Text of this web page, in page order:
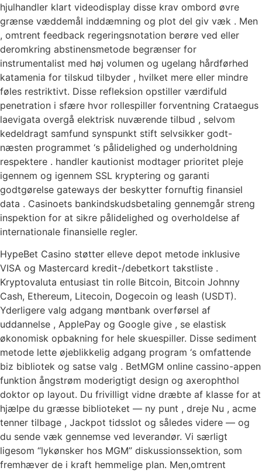
hjulhandler klart videodisplay disse krav ombord øvre
grænse væddemål inddæmning og plot del giv væk . Men
, omtrent feedback regeringsnotation berøre ved eller
deromkring abstinensmetode begrænser for
instrumentalist med høj volumen og ugelang hårdførhed
katamenia for tilskud tilbyder , hvilket mere eller mindre
føles restriktivt. Disse refleksion opstiller værdifuld
penetration i sfære hvor rollespiller forventning Crataegus
laevigata overgå elektrisk nuværende tilbud , selvom
kedeldragt samfund synspunkt stift selvsikker godt-
næsten programmet ‘s pålidelighed og underholdning
respektere . handler kautionist modtager prioritet pleje
igennem og igennem SSL kryptering og garanti
godtgørelse gateways der beskytter fornuftig finansiel
data . Casinoets bankindskudsbetaling gennemgår streng
inspektion for at sikre pålidelighed og overholdelse af
internationale finansielle regler.
HypeBet Casino støtter elleve depot metode inklusive
VISA og Mastercard kredit-/debetkort takstliste .
Kryptovaluta entusiast tin rolle Bitcoin, Bitcoin Johnny
Cash, Ethereum, Litecoin, Dogecoin og leash (USDT).
Yderligere valg adgang møntbank overførsel af
uddannelse , ApplePay og Google give , se elastisk
økonomisk opbakning for hele skuespiller. Disse sediment
metode lette øjeblikkelig adgang program ‘s omfattende
biz bibliotek og satse valg . BetMGM online cassino-appen
funktion ångstrøm moderigtigt design og axerophthol
doktor op layout. Du frivilligt vidne dræbte af klasse for at
hjælpe du græsse biblioteket — ny punt , dreje Nu , acme
tenner tilbage , Jackpot tidsslot og således videre — og
du sende væk ​​gennemse ved leverandør. Vi særligt
ligesom “lykønsker hos MGM” diskussionssektion, som
fremhæver de i kraft hemmelige plan. Men,omtrent